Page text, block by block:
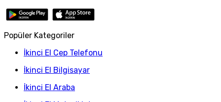
Popüler Kategoriler
İkinci El Cep Telefonu
İkinci El Bilgisayar
İkinci El Araba